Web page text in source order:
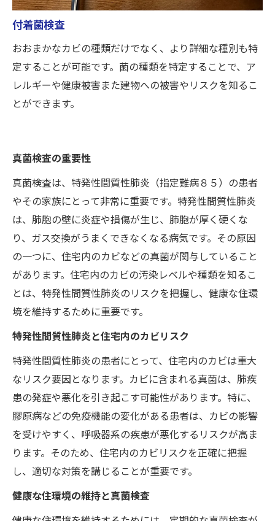
付着菌検査
おおまかなカビの種類だけでなく、より詳細な種別も特
定することが可能です。菌の種類を特定することで、ア
レルギーや健康被害また建物への被害やリスクを知るこ
とができます。
真菌検査の重要性
真菌検査は、特発性間質性肺炎（指定難病８５）の患者
やその家族にとって非常に重要です。特発性間質性肺炎
は、肺胞の壁に炎症や損傷が生じ、肺胞が厚く硬くな
り、ガス交換がうまくできなくなる病気です。その原因
の一つに、住宅内のカビなどの真菌が関与していること
があります。住宅内のカビの汚染レベルや種類を知るこ
とは、特発性間質性肺炎のリスクを把握し、健康な住環
境を維持するために重要です。
特発性間質性肺炎と住宅内のカビリスク
特発性間質性肺炎の患者にとって、住宅内のカビは重大
なリスク要因となります。カビに含まれる真菌は、肺疾
患の発症や悪化を引き起こす可能性があります。特に、
膠原病などの免疫機能の変化がある患者は、カビの影響
を受けやすく、呼吸器系の疾患が悪化するリスクが高ま
ります。そのため、住宅内のカビリスクを正確に把握
し、適切な対策を講じることが重要です。
健康な住環境の維持と真菌検査